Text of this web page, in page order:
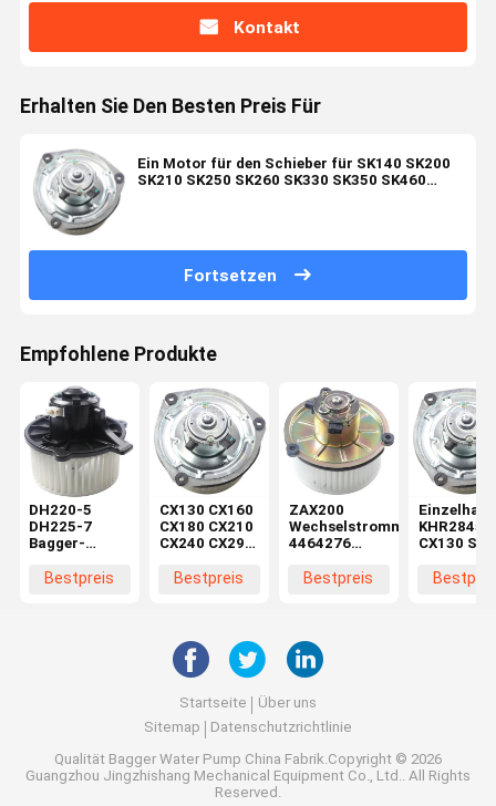
Kontakt
Erhalten Sie Den Besten Preis Für
Ein Motor für den Schieber für SK140 SK200
SK210 SK250 SK260 SK330 SK350 SK460
Fortsetzen
Empfohlene Produkte
DH220-5
DH225-7
Bagger-
K1040112
Bestpreis
CX130 CX160
CX180 CX210
CX240 CX290
Maschinenreparaturwerkstätten
Bestpreis
ZAX200
Wechselstrommotor
4464276
Baggerteile in
Bestpreis
KHR2845
CX130
Startseite
Über uns
Sitemap
Datenschutzrichtlinie
Qualität Bagger Water Pump China Fabrik.Copyright © 2026
Guangzhou Jingzhishang Mechanical Equipment Co., Ltd.. All Rights
Reserved.